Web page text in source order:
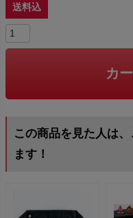
送料込
カ
この商品を見た人は
ます！